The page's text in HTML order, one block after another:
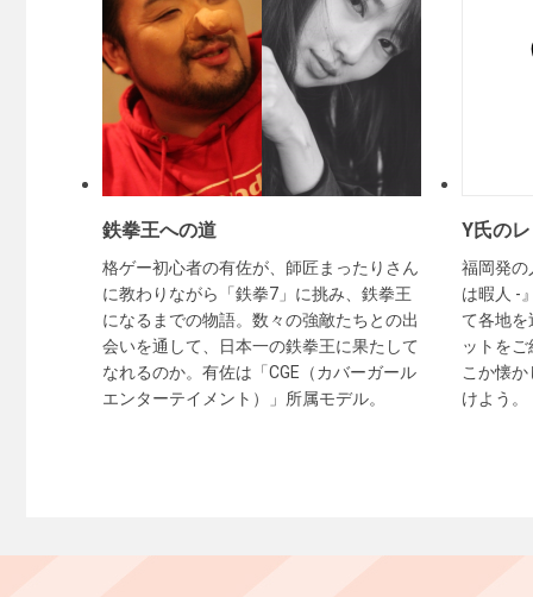
鉄拳王への道
格ゲー初心者の有佐が、師匠まったりさん
に教わりながら「鉄拳7」に挑み、鉄拳王
になるまでの物語。数々の強敵たちとの出
会いを通して、日本一の鉄拳王に果たして
なれるのか。有佐は「CGE（カバーガール
エンターテイメント）」所属モデル。
Y氏の
福岡発の
は暇人 -
て各地
ットを
こか懐
けよう。